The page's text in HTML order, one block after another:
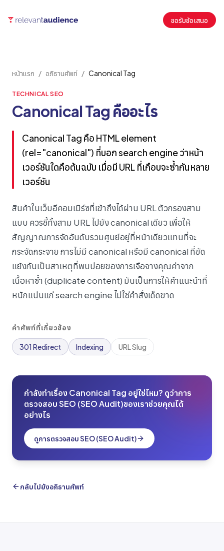
ขอรับข้อเสนอ
หน้าแรก / อภิธานศัพท์ / Canonical Tag
TECHNICAL SEO
Canonical Tag คืออะไร
Canonical Tag คือ HTML element
(rel="canonical") ที่บอก search engine ว่าหน้า
เวอร์ชันใดคือต้นฉบับ เมื่อมี URL ที่เกือบจะซ้ำกันหลาย
เวอร์ชัน
สินค้าในเว็บอีคอมเมิร์ซที่เข้าถึงได้ผ่าน URL ตัวกรองสาม
แบบ ควรชี้ทั้งสาม URL ไปยัง canonical เดียว เพื่อให้
สัญญาณการจัดอันดับรวมศูนย์อยู่ที่หน้าเดียวแทนที่จะ
กระจัดกระจาย การไม่มี canonical หรือมี canonical ที่ขัด
แย้งกันเป็นสาเหตุที่พบบ่อยของการเจือจางคุณค่าจาก
เนื้อหาซ้ำ (duplicate content) มันเป็นการให้คำแนะนำที่
หนักแน่นแก่ search engine ไม่ใช่คำสั่งเด็ดขาด
คำศัพท์ที่เกี่ยวข้อง
301 Redirect Indexing URL Slug
กำลังทำเรื่อง Canonical Tag อยู่ใช่ไหม? ดูว่าการ
ตรวจสอบ SEO (SEO Audit)ของเราช่วยคุณได้
อย่างไร
ดูการตรวจสอบ SEO (SEO Audit)
กลับไปยังอภิธานศัพท์